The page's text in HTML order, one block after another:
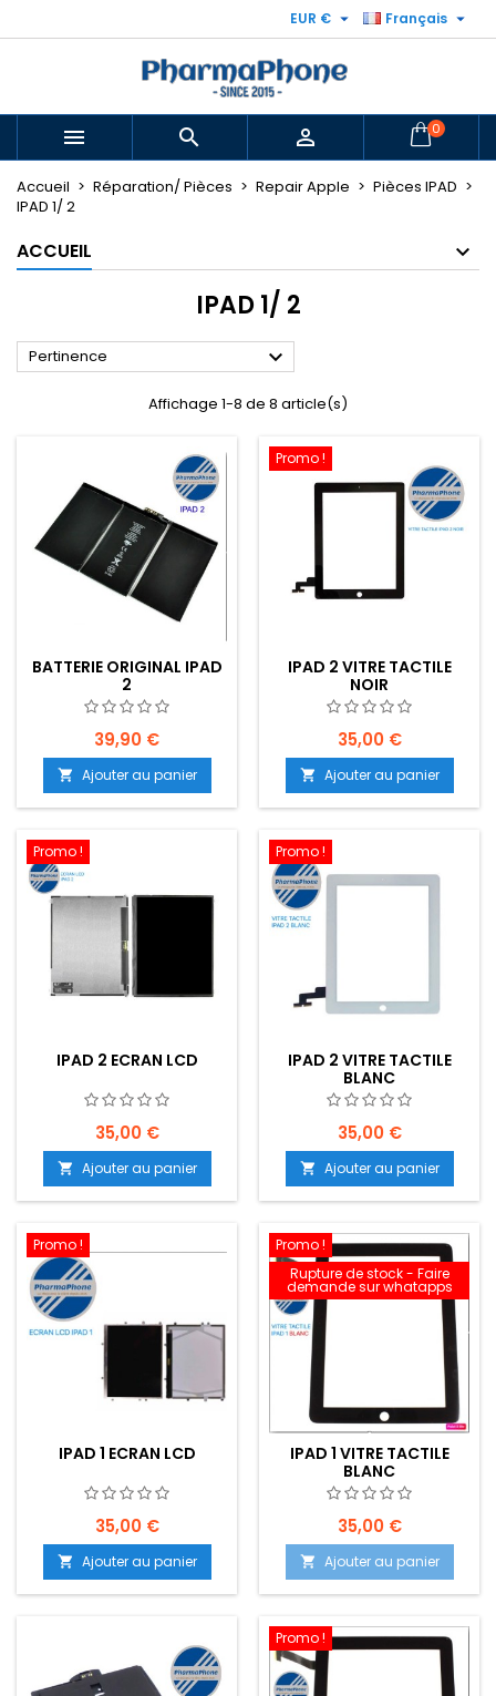
Français 
EUR € 
   0
Accueil Réparation/ Pièces Repair Apple
Pièces IPAD
IPAD 1/ 2
ACCUEIL
IPAD 1/ 2
Pertinence 
Affichage 1-8 de 8 article(s)
BATTERIE ORIGINAL IPAD
2
39,90 €
 Ajouter au panier
Promo !
IPAD 2 VITRE TACTILE
NOIR
35,00 €
 Ajouter au panier
Promo !
IPAD 2 ECRAN LCD
35,00 €
 Ajouter au panier
Promo !
IPAD 2 VITRE TACTILE
BLANC
35,00 €
 Ajouter au panier
Promo !
IPAD 1 ECRAN LCD
35,00 €
 Ajouter au panier
Promo !
Rupture de stock - Faire
demande sur whatapps
IPAD 1 VITRE TACTILE
BLANC
35,00 €
 Ajouter au panier
Promo !